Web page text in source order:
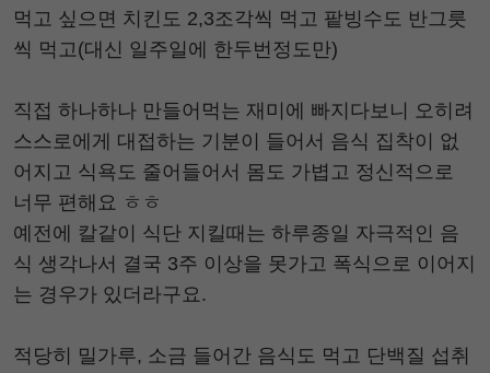
먹고 싶으면 치킨도 2,3조각씩 먹고 팥빙수도 반그릇
씩 먹고(대신 일주일에 한두번정도만)
직접 하나하나 만들어먹는 재미에 빠지다보니 오히려
스스로에게 대접하는 기분이 들어서 음식 집착이 없
어지고 식욕도 줄어들어서 몸도 가볍고 정신적으로
너무 편해요 ㅎㅎ
예전에 칼같이 식단 지킬때는 하루종일 자극적인 음
식 생각나서 결국 3주 이상을 못가고 폭식으로 이어지
는 경우가 있더라구요.
적당히 밀가루, 소금 들어간 음식도 먹고 단백질 섭취